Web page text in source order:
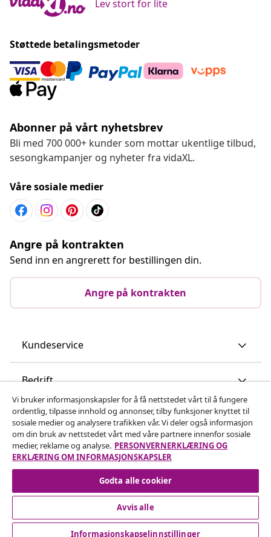
Lev stort for lite
Støttede betalingsmetoder
Abonner på vårt nyhetsbrev
Bli med 700 000+ kunder som mottar ukentlige tilbud,
sesongkampanjer og nyheter fra vidaXL.
Våre sosiale medier
Angre på kontrakten
Send inn en angrerett for bestillingen din.
Angre på kontrakten
Kundeservice
Bedrift
vidaXL
Oppdag mer
Vi bruker informasjonskapsler for å få nettstedet vårt til å fungere
ordentlig, tilpasse innhold og annonser, tilby funksjoner knyttet til
sosiale medier og analysere trafikken vår. Vi deler også informasjon
om din bruk av nettstedet vårt med våre partnere innenfor sosiale
medier, reklame og analyse. PERSONVERNERKLÆRING OG
ERKLÆRING OM INFORMASJONSKAPSLER
Godta alle cookier
Avvis alle
Informasjonskapselinnstillinger